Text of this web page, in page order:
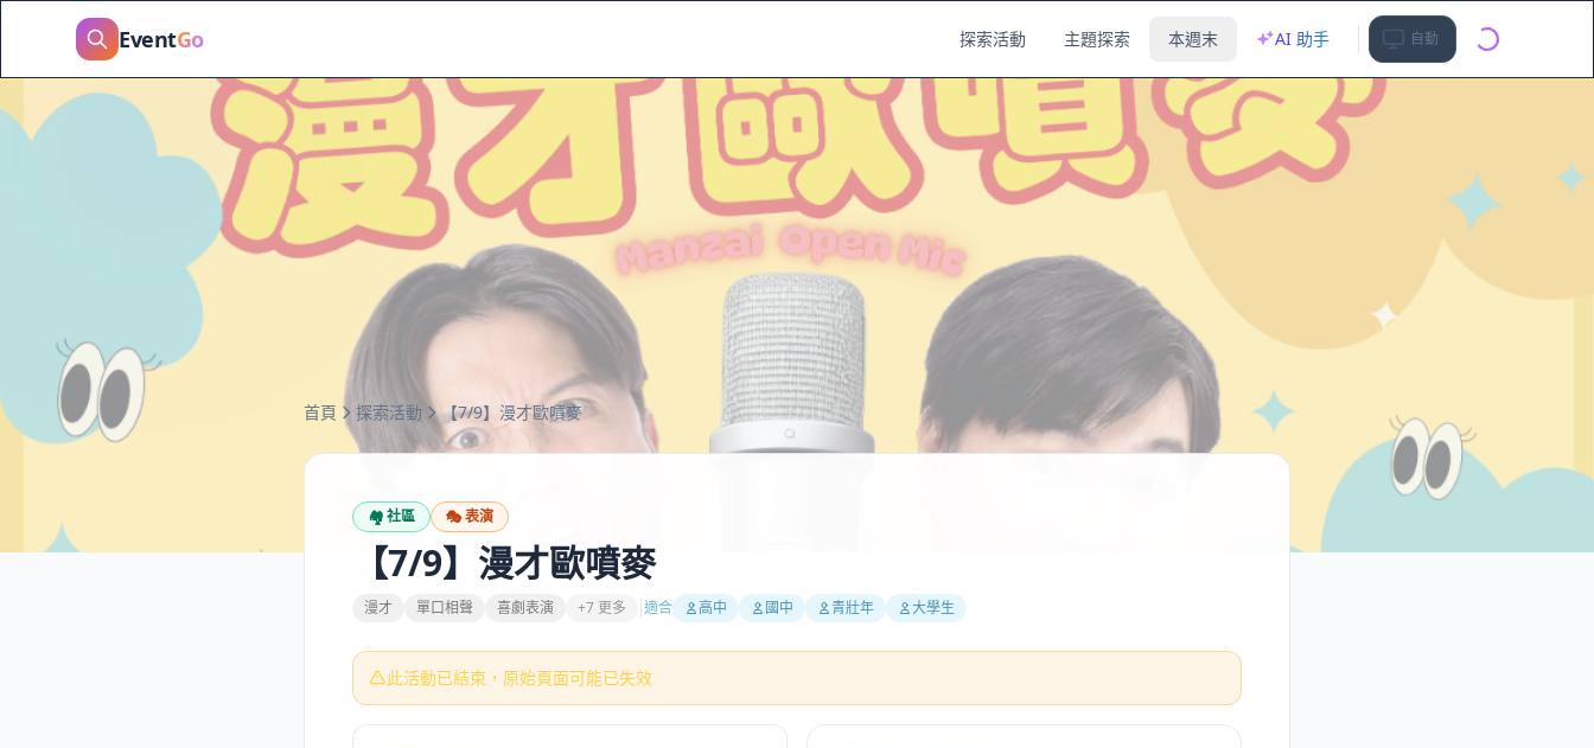
EventGo 探索活動 主題探索 本週末 AI 助手 自動
首頁 探索活動 【7/9】漫才歐噴麥
🏘️社區 🎭表演
【7/9】漫才歐噴麥
漫才 單口相聲 喜劇表演 +7 更多 適合 高中 國中 青壯年 大學生
此活動已結束，原始頁面可能已失效